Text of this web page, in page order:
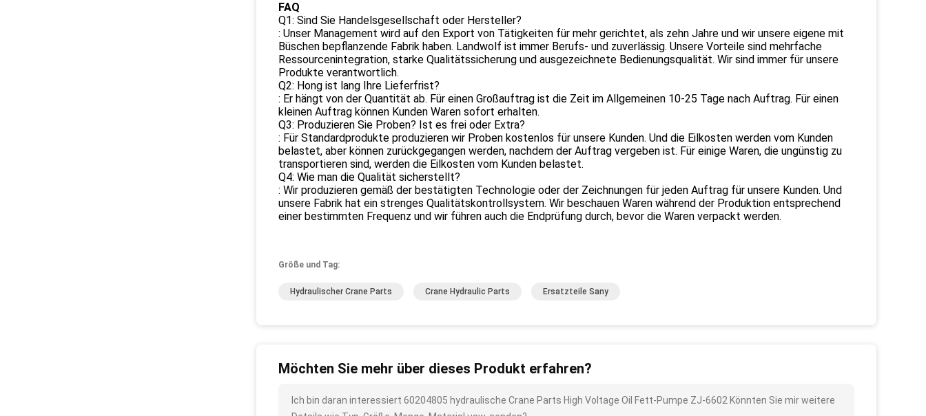
FAQ
Q1: Sind Sie Handelsgesellschaft oder Hersteller?
: Unser Management wird auf den Export von Tätigkeiten für mehr gerichtet, als zehn Jahre und wir unsere eigene mit
Büschen bepflanzende Fabrik haben. Landwolf ist immer Berufs- und zuverlässig. Unsere Vorteile sind mehrfache
Ressourcenintegration, starke Qualitätssicherung und ausgezeichnete Bedienungsqualität. Wir sind immer für unsere
Produkte verantwortlich.
Q2: Hong ist lang Ihre Lieferfrist?
: Er hängt von der Quantität ab. Für einen Großauftrag ist die Zeit im Allgemeinen 10-25 Tage nach Auftrag. Für einen
kleinen Auftrag können Kunden Waren sofort erhalten.
Q3: Produzieren Sie Proben? Ist es frei oder Extra?
: Für Standardprodukte produzieren wir Proben kostenlos für unsere Kunden. Und die Eilkosten werden vom Kunden
belastet, aber können zurückgegangen werden, nachdem der Auftrag vergeben ist. Für einige Waren, die ungünstig zu
transportieren sind, werden die Eilkosten vom Kunden belastet.
Q4: Wie man die Qualität sicherstellt?
: Wir produzieren gemäß der bestätigten Technologie oder der Zeichnungen für jeden Auftrag für unsere Kunden. Und
unsere Fabrik hat ein strenges Qualitätskontrollsystem. Wir beschauen Waren während der Produktion entsprechend
einer bestimmten Frequenz und wir führen auch die Endprüfung durch, bevor die Waren verpackt werden.
Größe und Tag:
Hydraulischer Crane Parts Crane Hydraulic Parts Ersatzteile Sany
Möchten Sie mehr über dieses Produkt erfahren?
Ich bin daran interessiert 60204805 hydraulische Crane Parts High Voltage Oil Fett-Pumpe ZJ-6602 Könnten Sie mir weitere